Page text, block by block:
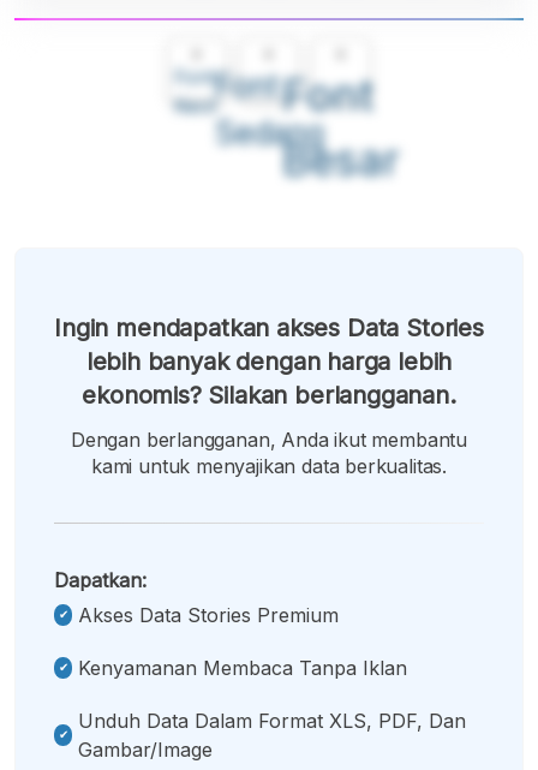
Font
Kecil
Font
Sedang
Font
Besar
Ingin mendapatkan akses Data Stories
lebih banyak dengan harga lebih
ekonomis? Silakan berlangganan.
Dengan berlangganan, Anda ikut membantu
kami untuk menyajikan data berkualitas.
Dapatkan:
Akses Data Stories Premium
Kenyamanan Membaca Tanpa Iklan
Unduh Data Dalam Format XLS, PDF, Dan
Gambar/image